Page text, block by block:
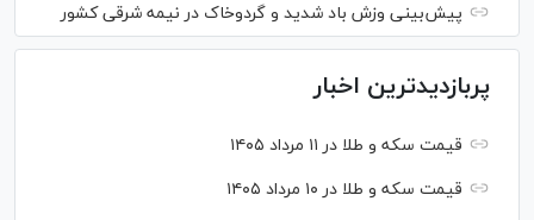
پیش‌بینی وزش باد شدید و گردوخاک در نیمه شرقی کشور
پربازدیدترین اخبار
قیمت سکه و طلا در ۱۱ مرداد ۱۴۰۵
قیمت سکه و طلا در ۱۰ مرداد ۱۴۰۵